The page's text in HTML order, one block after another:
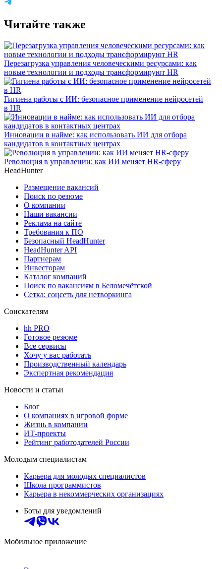
Читайте также
Перезагрузка управления человеческими ресурсами: как
новые технологии и подходы трансформируют HR
Гигиена работы с ИИ: безопасное применение нейросетей
в HR
Инновации в найме: как использовать ИИ для отбора
кандидатов в контактных центрах
Революция в управлении: как ИИ меняет HR-сферу
HeadHunter
Размещение вакансий
Поиск по резюме
О компании
Наши вакансии
Реклама на сайте
Требования к ПО
Безопасный HeadHunter
HeadHunter API
Партнерам
Инвесторам
Каталог компаний
Поиск по вакансиям в Беломечётской
Сетка: соцсеть для нетворкинга
Соискателям
hh PRO
Готовое резюме
Все сервисы
Хочу у вас работать
Производственный календарь
Экспертная рекомендация
Новости и статьи
Блог
О компаниях в игровой форме
Жизнь в компании
ИТ-проекты
Рейтинг работодателей России
Молодым специалистам
Карьера для молодых специалистов
Школа программистов
Карьера в некоммерческих организациях
Боты для уведомлений
Мобильное приложение